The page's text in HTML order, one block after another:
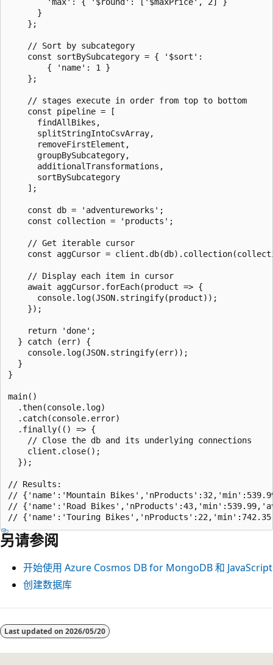
      }
    };
    // Sort by subcategory
    const sortBySubcategory = { '$sort':
        { 'name': 1 }
    };
    // stages execute in order from top to bottom
    const pipeline = [
      findAllBikes,
      splitStringIntoCsvArray,
      removeFirstElement,
      groupBySubcategory,
      additionalTransformations,
      sortBySubcategory
    ];
    const db = 'adventureworks';
    const collection = 'products';
    // Get iterable cursor
const aggCursor =
    // Display each item in cursor
    await aggCursor.forEach(product => {
      console.log(JSON.stringify(product));
    });
    return 'done';
  } catch (err) {
    console.log(JSON.stringify(err));
  }
}
main()
  .then(console.log)
  .catch(console.error)
  .finally(() => {
    // Close the db and its underlying connections
    client.close();
  });
// Results:
// {'name':'Mountain
// {'name':'Road
另请参阅
开始使用 Azure Cosmos DB for MongoDB 和 JavaScript
创建数据库
Last updated on 2026/05/20